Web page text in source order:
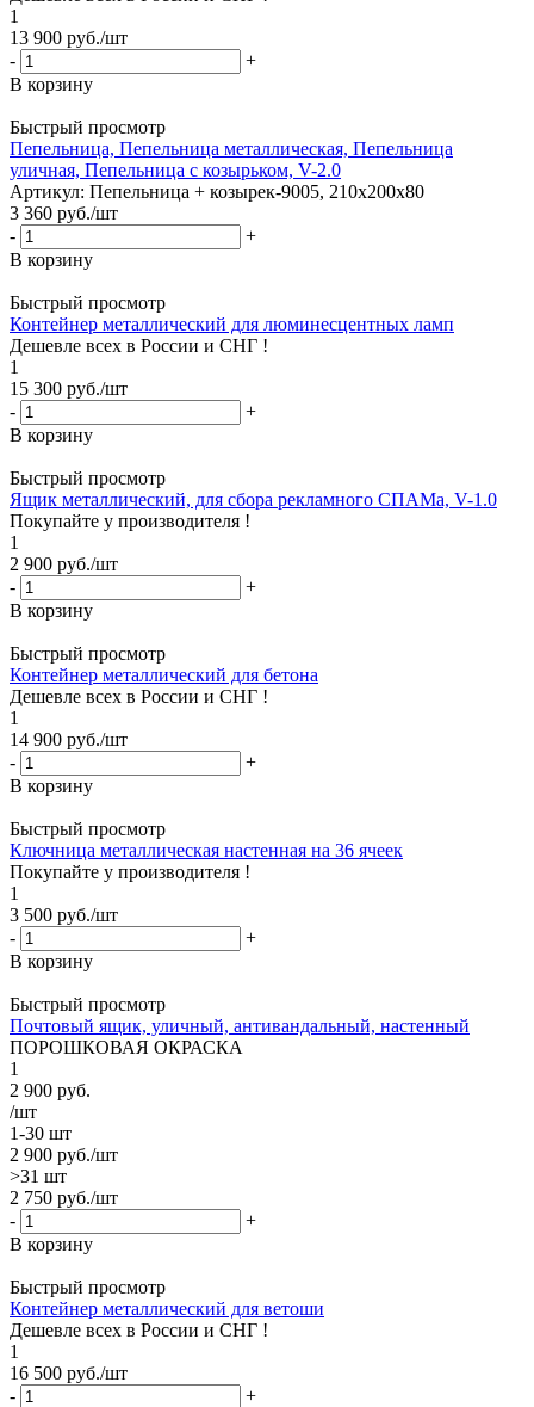
1
13 900 руб./шт
-
+
В корзину
Быстрый просмотр
Пепельница, Пепельница металлическая, Пепельница
уличная, Пепельница с козырьком, V-2.0
Артикул: Пепельница + козырек-9005, 210х200х80
3 360 руб./шт
-
+
В корзину
Быстрый просмотр
Контейнер металлический для люминесцентных ламп
Дешевле всех в России и СНГ !
1
15 300 руб./шт
-
+
В корзину
Быстрый просмотр
Ящик металлический, для сбора рекламного СПАМа, V-1.0
Покупайте у производителя !
1
2 900 руб./шт
-
+
В корзину
Быстрый просмотр
Контейнер металлический для бетона
Дешевле всех в России и СНГ !
1
14 900 руб./шт
-
+
В корзину
Быстрый просмотр
Ключница металлическая настенная на 36 ячеек
Покупайте у производителя !
1
3 500 руб./шт
-
+
В корзину
Быстрый просмотр
Почтовый ящик, уличный, антивандальный, настенный
ПОРОШКОВАЯ ОКРАСКА
1
2 900 руб.
/шт
1-30 шт
2 900 руб./шт
>31 шт
2 750 руб./шт
-
+
В корзину
Быстрый просмотр
Контейнер металлический для ветоши
Дешевле всех в России и СНГ !
1
16 500 руб./шт
-
+